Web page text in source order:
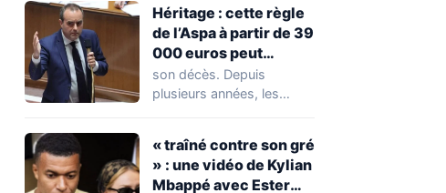
heure
découverte d'une…
Héritage : cette règle
de l’Aspa à partir de 39
000 euros peut
réserver une
mauvaise surprise à
son décès. Depuis
plusieurs années, les
concernant le seuil…
« traîné contre son gré
» : une vidéo de Kylian
Mbappé avec Ester